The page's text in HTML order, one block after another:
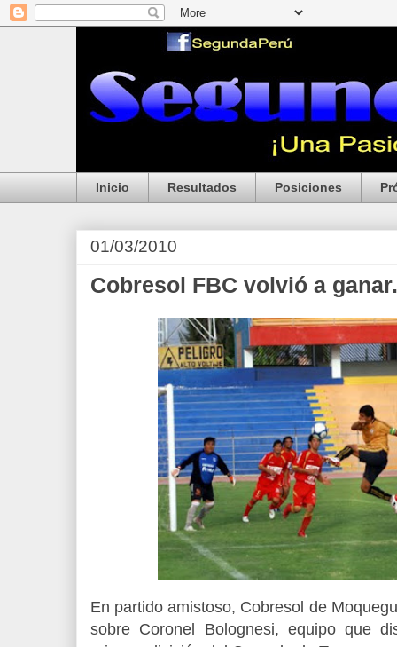
Inicio Resultados Posiciones
01/03/2010
Cobresol FBC volvió a
En partido amistoso, Cobresol de
sobre Coronel Bolognesi, equipo que